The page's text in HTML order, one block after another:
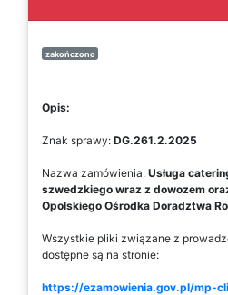
zakończono
Opis:
Znak sprawy: DG.261.2.2025
Nazwa zamówienia: Usługa
szwedzkiego wraz z dowozem
Opolskiego Ośrodka Doradztwa
Wszystkie pliki związane z
dostępne są na stronie:
https://ezamowienia.gov.pl/mp-